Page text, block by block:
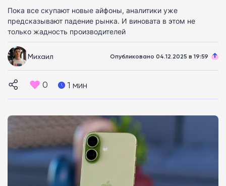
Пока все скупают новые айфоны, аналитики уже
предсказывают падение рынка. И виновата в этом не
только жадность производителей
Михаил Опубликовано 04.12.2025 в 19:59
0 1 мин